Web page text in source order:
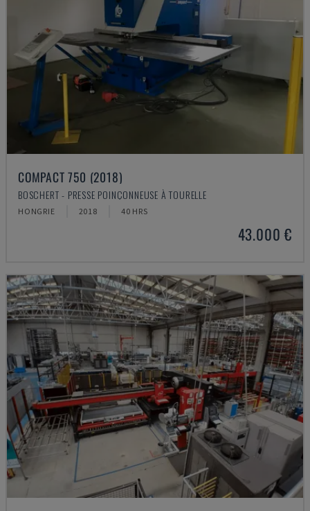
COMPACT 750 (2018)
BOSCHERT - PRESSE POINÇONNEUSE À TOURELLE
HONGRIE 2018 40 HRS
43.000 €